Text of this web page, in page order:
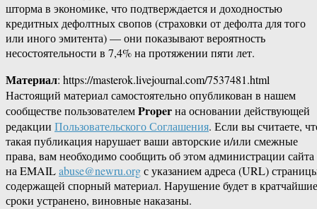
шторма в экономике, что подтверждается и доходностью
кредитных дефолтных свопов (страховки от дефолта для того
или иного эмитента) — они показывают вероятность
несостоятельности в 7,4% на протяжении пяти лет.
Материал: https://masterok.livejournal.com/7537481.html
Настоящий материал самостоятельно опубликован в нашем
сообществе пользователемProperна основании действующей
редакции Пользовательского Соглашения. Если вы считаете,
такая публикация нарушает ваши авторские и/или смежные
права, вам необходимо сообщить об этом администрации сайта
на EMAILabuse@newru.orgс указанием адреса (URL)
содержащей спорный материал. Нарушение будет в кратчайшие
сроки устранено, виновные наказаны.